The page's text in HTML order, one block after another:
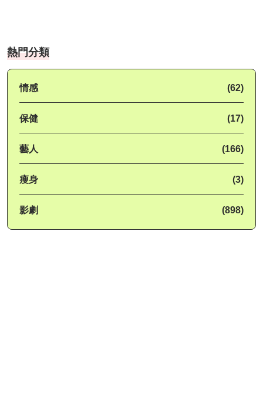
熱門分類
情感 (62)
保健 (17)
藝人 (166)
瘦身 (3)
影劇 (898)